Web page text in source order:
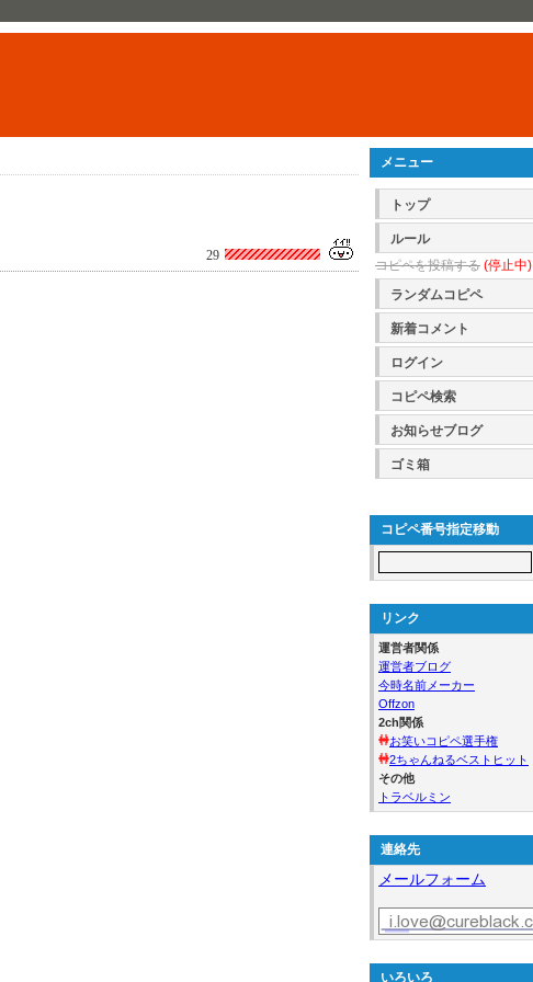
29
メニュー
トップ
ルール
コピペを投稿する (停止中)
ランダムコピペ
新着コメント
ログイン
コピペ検索
お知らせブログ
ゴミ箱
コピペ番号指定移動
リンク
運営者関係
運営者ブログ
今時名前メーカー
Offzon
2ch関係
お笑いコピペ選手権
2ちゃんねるベストヒット
その他
トラベルミン
連絡先
メールフォーム
いろいろ